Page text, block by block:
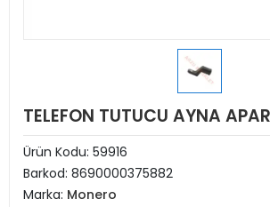
TELEFON TUTUCU AYNA
Ürün Kodu: 59916
Barkod: 8690000375882
Marka: Monero